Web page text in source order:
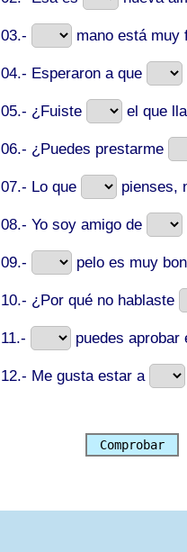
03.- mano está muy
04.- Esperaron a que
05.- ¿Fuiste el que
06.- ¿Puedes prestarme
07.- Lo que pienses,
08.- Yo soy amigo de
09.- pelo es muy
10.- ¿Por qué no hablaste
11.- puedes aprobar
12.- Me gusta estar a
Comprobar